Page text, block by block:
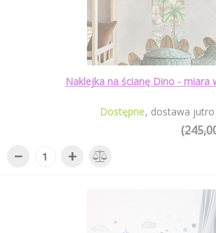
Naklejka na ścianę Dino - miara
Dostępne dostawa jutro
− +